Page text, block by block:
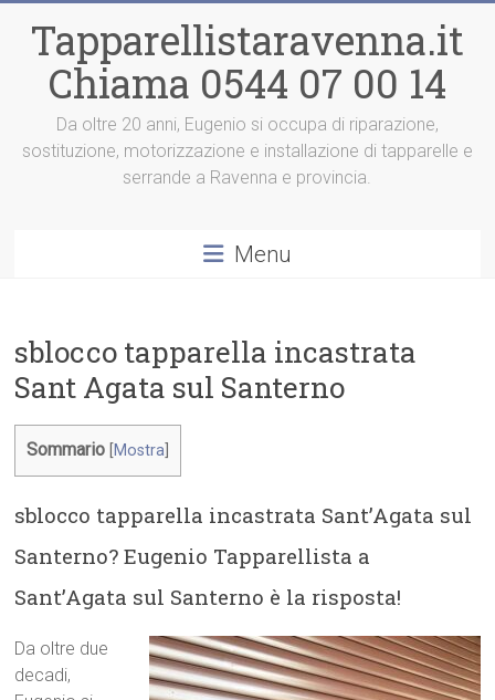
contenuto
Tapparellistaravenna.it
Chiama 0544 07 00 14
Da oltre 20 anni, Eugenio si occupa di riparazione,
sostituzione, motorizzazione e installazione di tapparelle e
serrande a Ravenna e provincia.
Menu
sblocco tapparella incastrata
Sant Agata sul Santerno
Sommario Mostra
sblocco tapparella incastrata Sant’Agata sul
Santerno? Eugenio Tapparellista a
Sant’Agata sul Santerno è la risposta!
Da oltre due
decadi,